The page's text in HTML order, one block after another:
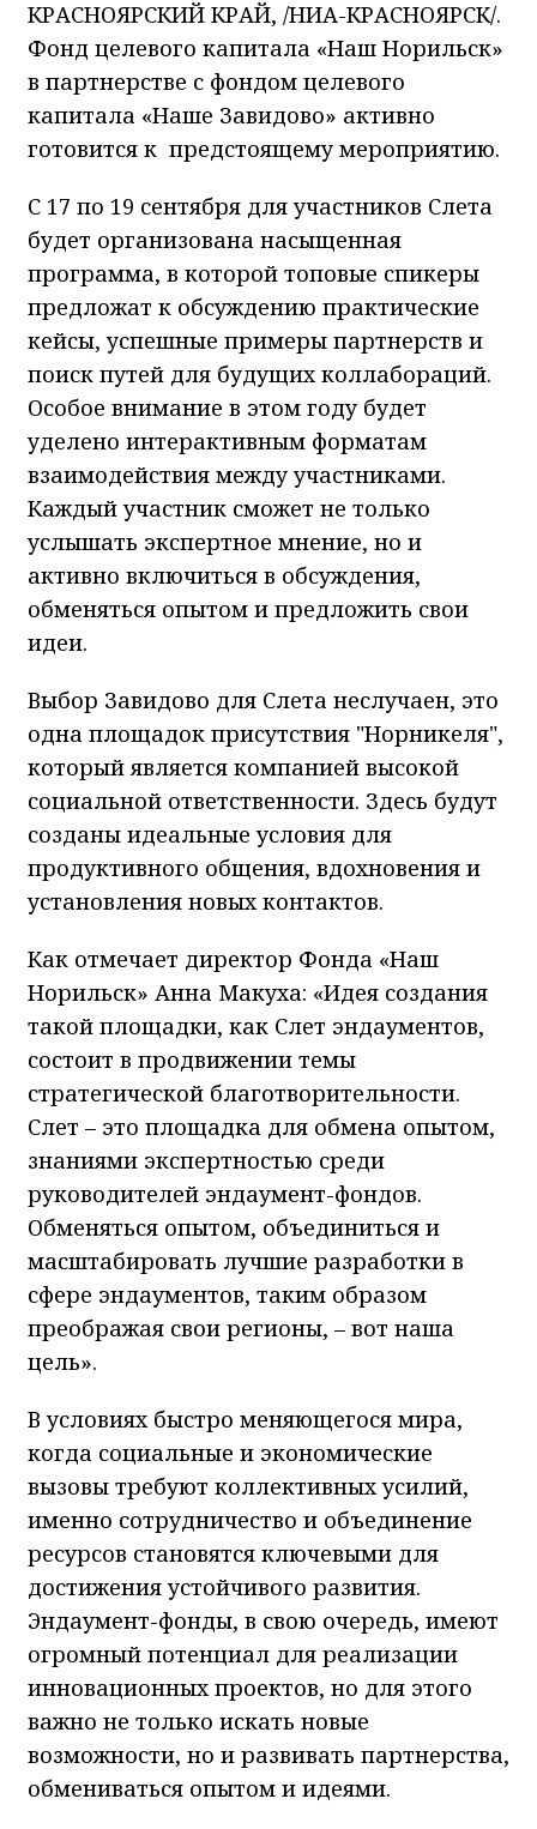
КРАСНОЯРСКИЙ КРАЙ, /НИА-КРАСНОЯРСК/.
Фонд целевого капитала «Наш Норильск»
в партнерстве с фондом целевого
капитала «Наше Завидово» активно
готовится к предстоящему мероприятию.
С 17 по 19 сентября для участников Слета
будет организована насыщенная
программа, в которой топовые спикеры
предложат к обсуждению практические
кейсы, успешные примеры партнерств и
поиск путей для будущих коллабораций.
Особое внимание в этом году будет
уделено интерактивным форматам
взаимодействия между участниками.
Каждый участник сможет не только
услышать экспертное мнение, но и
активно включиться в обсуждения,
обменяться опытом и предложить свои
идеи.
Выбор Завидово для Слета неслучаен, это
одна площадок присутствия "Норникеля",
который является компанией высокой
социальной ответственности. Здесь будут
созданы идеальные условия для
продуктивного общения, вдохновения и
установления новых контактов.
Как отмечает директор Фонда «Наш
Норильск» Анна Макуха: «Идея создания
такой площадки, как Слет эндаументов,
состоит в продвижении темы
стратегической благотворительности.
Слет – это площадка для обмена опытом,
знаниями экспертностью среди
руководителей эндаумент-фондов.
Обменяться опытом, объединиться и
масштабировать лучшие разработки в
сфере эндаументов, таким образом
преображая свои регионы, – вот наша
цель».
В условиях быстро меняющегося мира,
когда социальные и экономические
вызовы требуют коллективных усилий,
именно сотрудничество и объединение
ресурсов становятся ключевыми для
достижения устойчивого развития.
Эндаумент-фонды, в свою очередь, имеют
огромный потенциал для реализации
инновационных проектов, но для этого
важно не только искать новые
возможности, но и развивать партнерства,
обмениваться опытом и идеями.